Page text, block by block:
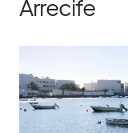
Arrecife